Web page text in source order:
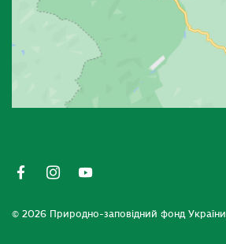
© 2026 Природно-заповідний фонд України